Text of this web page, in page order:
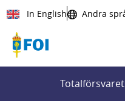
Till innehållet
In English Andra